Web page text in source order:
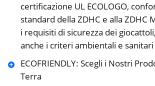
certificazione UL ECOLOGO,
standard della ZDHC e alla ZDHC
i requisiti di sicurezza dei
anche i criteri ambientali e
ECOFRIENDLY: Scegli i Nostri
Terra